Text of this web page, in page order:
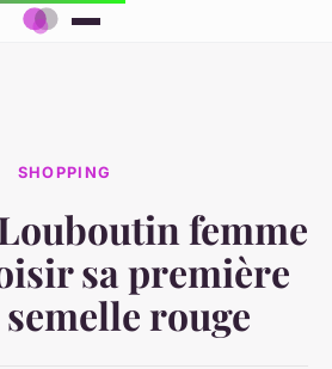
SHOPPING
femme
sa première
rouge